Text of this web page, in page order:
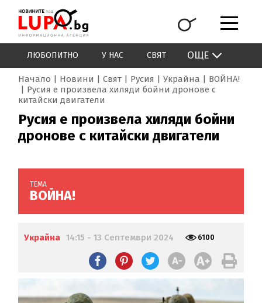
ЛЮБОПИТНО У НАС СВЯТ ОЩЕ
Начало Новини Свят Русия Украйна
ВОЙНА!
Русия е произвела хиляди бойни дронове с
китайски двигатели
Русия е произвела хиляди бойни
дронове с китайски двигатели
ТЕМА
ВОЙНА!
Украйна 14:15 - 13 Септември 2024 6100